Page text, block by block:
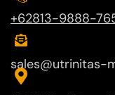
+62813-9888-
sales@utrinitas-